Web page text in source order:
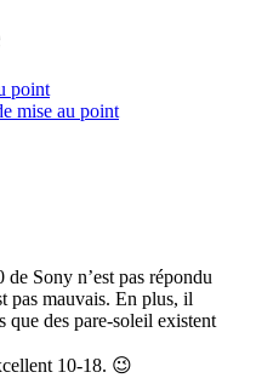
point
mise au point
Sony n’est pas répondu
pas mauvais. En plus, il
que des pare-soleil existent
10-18. 😉